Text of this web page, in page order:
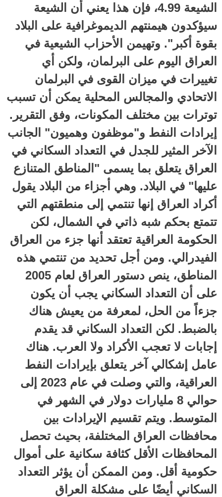
الشيعة 4.99، فإن هذا يعني أن الشيعة
سيؤكدون هيمنتهم الديموغرافية على البلاد
بقوة أكبر". وتهيمن الأحزاب الشيعية في
العراق اليوم على البرلمان، ولكن أي
تغييرات في ميزان القوى في البرلمان
الاتحادي والمجالس المحلية يمكن أن تسبب
توترات بين مختلف المكونات، وفق التقرير.
إيرادات النفط و"موظفون وهميون" الجانب
الآخر المثير للجدل في التعداد السكاني في
العراق يتعلق بما يسمى "المناطق المتنازع
عليها" في البلاد. وهي أجزاء من البلاد يقول
أكراد العراق إنها تنتمي إلى منطقتهم التي
تتمتع بحكم شبه ذاتي في الشمال، لكن
الحكومة العراقية تعتقد أنها جزء من العراق
الفيدرالي. ومن أجل تحديد من تنتمي هذه
المناطق، ينص دستور العراق لعام 2005
على أن التعداد السكاني يجب أن يكون
جزءاً من الحل، لمعرفة من يعيش هناك
بالضبط. لكن التعداد السكاني قد يقدم
إجابات لا تعجب الأكراد ولا العرب. هناك
عامل إشكالي آخر يتعلق بإيرادات النفط
العراقية، والتي وصلت في عام 2023 إلى
حوالي 8 مليارات دولار في الشهر في
المتوسط. ويتم تقسيم الإيرادات بين
محافظات العراق المختلفة، بحيث تحصل
المحافظات الأقل كثافة سكانية على أموال
حكومية أقل. ومن الممكن أن يؤثر التعداد
السكاني أيضًا على مشكلة العراق